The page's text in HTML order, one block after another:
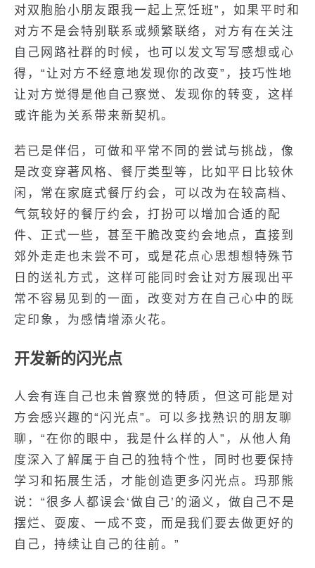
对双胞胎小朋友跟我一起上烹饪班”，如果平时和
对方不是会特别联系或频繁联络，对方有在关注
自己网路社群的时候，也可以发文写写感想或心
得，“让对方不经意地发现你的改变”，技巧性地
让对方觉得是他自己察觉、发现你的转变，这样
或许能为关系带来新契机。
若已是伴侣，可做和平常不同的尝试与挑战，像
是改变穿著风格、餐厅类型等，比如平日比较休
闲，常在家庭式餐厅约会，可以改为在较高档、
气氛较好的餐厅约会，打扮可以增加合适的配
件、正式一些，甚至干脆改变约会地点，直接到
郊外走走也未尝不可，或是花点心思想想特殊节
日的送礼方式，这样可能同时会让对方展现出平
常不容易见到的一面，改变对方在自己心中的既
定印象，为感情增添火花。
开发新的闪光点
人会有连自己也未曾察觉的特质，但这可能是对
方会感兴趣的“闪光点”。可以多找熟识的朋友聊
聊，“在你的眼中，我是什么样的人”，从他人角
度深入了解属于自己的独特个性，同时也要保持
学习和拓展生活，才能创造更多闪光点。玛那熊
说：“很多人都误会‘做自己’的涵义，做自己不是
摆烂、耍废、一成不变，而是我们要去做更好的
自己，持续让自己的往前。”